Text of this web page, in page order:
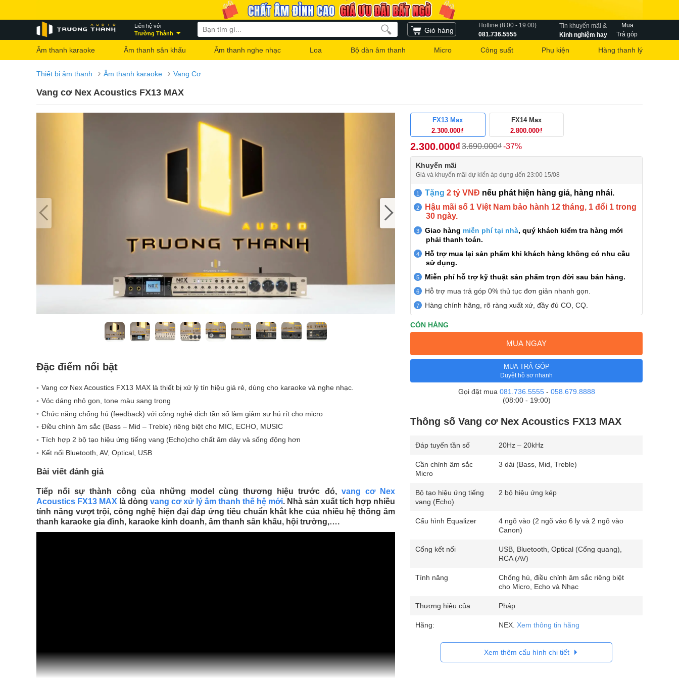
Liên hệ với
Trường Thành
Giỏ hàng
Hotline (8:00 - 19:00)
081.736.5555
Tin khuyến mãi &
Kinh nghiệm hay
Mua
Trả góp
Âm thanh karaoke Âm thanh sân khấu Âm thanh nghe nhạc Loa Bộ dàn âm thanh Micro Công suất Phụ kiện Hàng thanh lý
Thiết bị âm thanh › Âm thanh karaoke › Vang Cơ
Vang cơ Nex Acoustics FX13 MAX
Đặc điểm nổi bật
Vang cơ Nex Acoustics FX13 MAX là thiết bị xử lý tín hiệu giá rẻ, dùng cho karaoke và nghe nhạc.
Vóc dáng nhỏ gọn, tone màu sang trọng
Chức năng chống hú (feedback) với công nghệ dịch tần số làm giảm sự hú rít cho micro
Điều chỉnh âm sắc (Bass – Mid – Treble) riêng biệt cho MIC, ECHO, MUSIC
Tích hợp 2 bộ tạo hiệu ứng tiếng vang (Echo)cho chất âm dày và sống động hơn
Kết nối Bluetooth, AV, Optical, USB
Bài viết đánh giá
Tiếp nối sự thành công của những model cùng thương hiệu trước đó, vang cơ Nex
Acoustics FX13 MAX là dòng vang cơ xử lý âm thanh thế hệ mới. Nhà sản xuất tích hợp nhiều
tính năng vượt trội, công nghệ hiện đại đáp ứng tiêu chuẩn khắt khe của nhiều hệ thống âm
thanh karaoke gia đình, karaoke kinh doanh, âm thanh sân khấu, hội trường,….
FX13 Max
2.300.000₫
FX14 Max
2.800.000₫
2.300.000₫3.690.000₫-37%
Khuyến mãi
Giá và khuyến mãi dự kiến áp dụng đến 23:00 15/08
Tặng 2 tỷ VNĐ nếu phát hiện hàng giả, hàng nhái.
Hậu mãi số 1 Việt Nam bảo hành 12 tháng, 1 đổi 1 trong
30 ngày.
Giao hàng miễn phí tại nhà, quý khách kiểm tra hàng mới
phải thanh toán.
Hỗ trợ mua lại sản phẩm khi khách hàng không có nhu cầu
sử dụng.
Miễn phí hỗ trợ kỹ thuật sản phẩm trọn đời sau bán hàng.
Hỗ trợ mua trả góp 0% thủ tục đơn giản nhanh gọn.
Hàng chính hãng, rõ ràng xuất xứ, đầy đủ CO, CQ.
CÒN HÀNG
MUA NGAY
MUA TRẢ GÓP
Duyệt hồ sơ nhanh
Gọi đặt mua 081.736.5555- 058.679.8888
(08:00 - 19:00)
Thông số Vang cơ Nex Acoustics FX13 MAX
Đáp tuyến tần số 20Hz – 20kHz
Cần chỉnh âm sắc
Micro
3 dải (Bass, Mid, Treble)
Bộ tạo hiệu ứng tiếng
vang (Echo)
2 bộ hiệu ứng kép
Cấu hình Equalizer
4 ngõ vào (2 ngõ vào 6 ly và 2 ngõ vào
Canon)
Cổng kết nối
USB, Bluetooth, Optical (Cổng quang),
RCA (AV)
Tính năng
Chống hú, điều chỉnh âm sắc riêng biệt
cho Micro, Echo và Nhạc
Thương hiệu của Pháp
Hãng: NEX. Xem thông tin hãng
Xem thêm cấu hình chi tiết